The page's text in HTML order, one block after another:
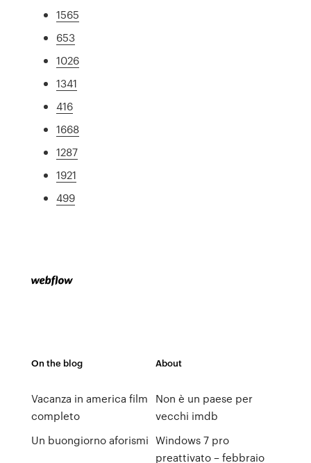
1565
653
1026
1341
416
1668
1287
1921
499
On the blog
Vacanza in america film
completo
Un buongiorno aforismi
About
Non è un paese per
vecchi imdb
Windows 7 pro
preattivato – febbraio